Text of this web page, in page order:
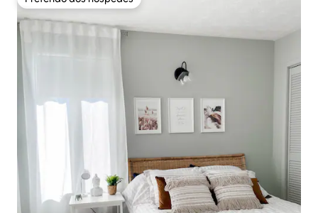
Preferido dos hóspedes